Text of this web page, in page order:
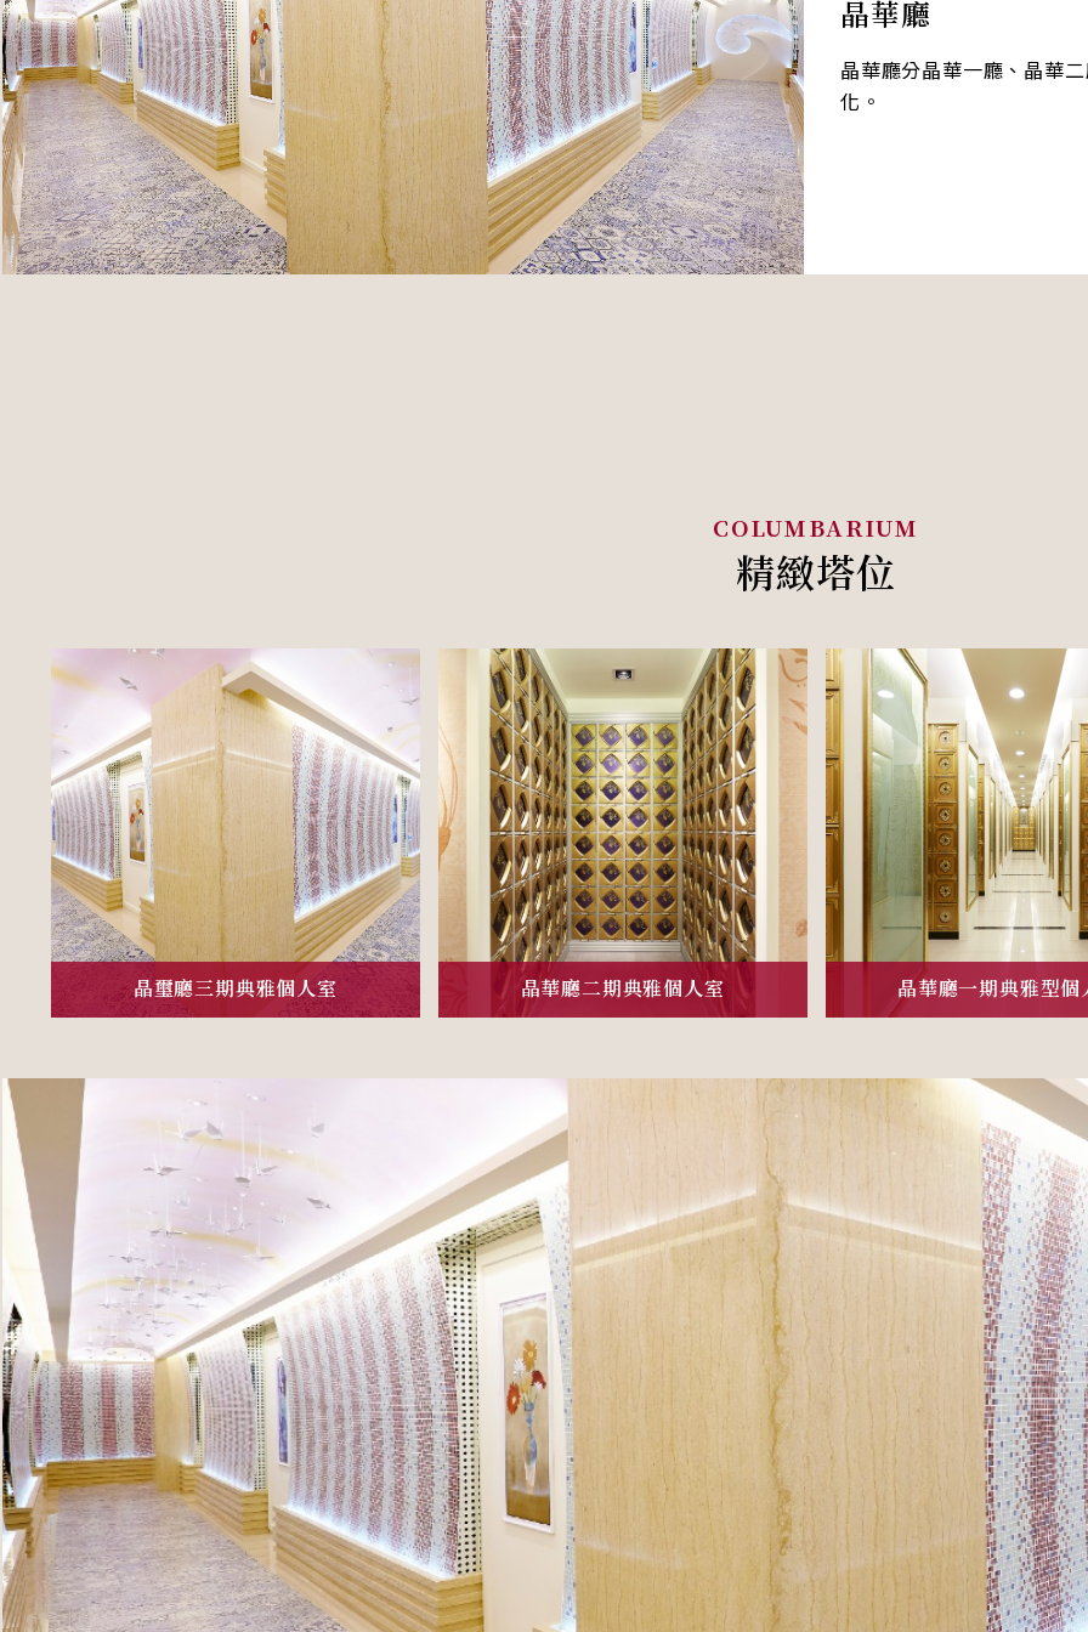
晶華廳
晶華廳分晶華一廳、晶華
化。
精緻塔位
晶璽廳三期典雅個人室 晶華廳二期典雅個人室 晶華廳一期典雅型個